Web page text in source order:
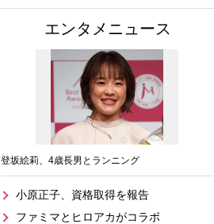
エンタメニュース
登坂絵莉、4歳長男とランニング
小原正子、資格取得を報告
ファミマとヒロアカがコラボ